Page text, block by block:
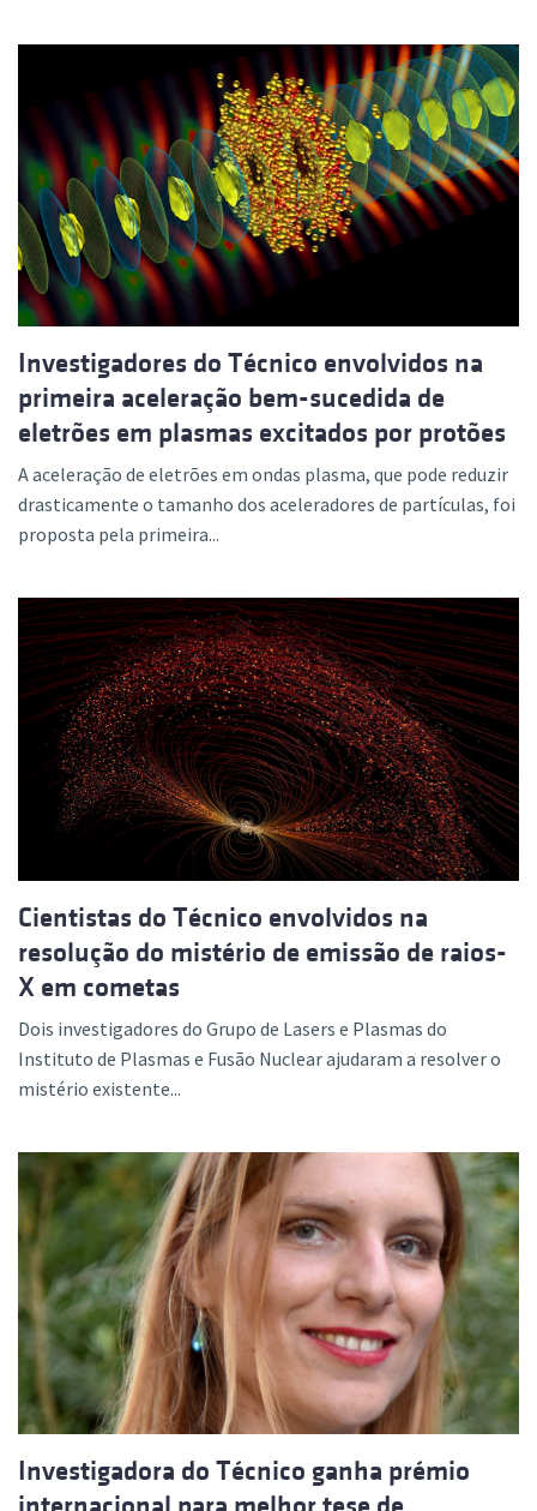
Investigadores do Técnico envolvidos na
primeira aceleração bem-sucedida de
eletrões em plasmas excitados por protões
A aceleração de eletrões em ondas plasma, que pode reduzir
drasticamente o tamanho dos aceleradores de partículas, foi
proposta pela primeira...
Cientistas do Técnico envolvidos na
resolução do mistério de emissão de raios-
X em cometas
Dois investigadores do Grupo de Lasers e Plasmas do
Instituto de Plasmas e Fusão Nuclear ajudaram a resolver o
mistério existente...
Investigadora do Técnico ganha prémio